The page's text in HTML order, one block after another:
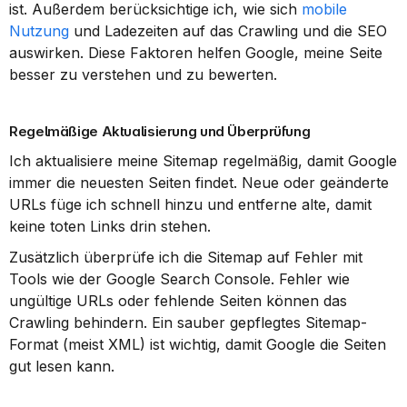
ist. Außerdem berücksichtige ich, wie sich mobile
Nutzung und Ladezeiten auf das Crawling und die SEO
auswirken. Diese Faktoren helfen Google, meine Seite
besser zu verstehen und zu bewerten.
Regelmäßige Aktualisierung und Überprüfung
Ich aktualisiere meine Sitemap regelmäßig, damit Google
immer die neuesten Seiten findet. Neue oder geänderte
URLs füge ich schnell hinzu und entferne alte, damit
keine toten Links drin stehen.
Zusätzlich überprüfe ich die Sitemap auf Fehler mit
Tools wie der Google Search Console. Fehler wie
ungültige URLs oder fehlende Seiten können das
Crawling behindern. Ein sauber gepflegtes Sitemap-
Format (meist XML) ist wichtig, damit Google die Seiten
gut lesen kann.